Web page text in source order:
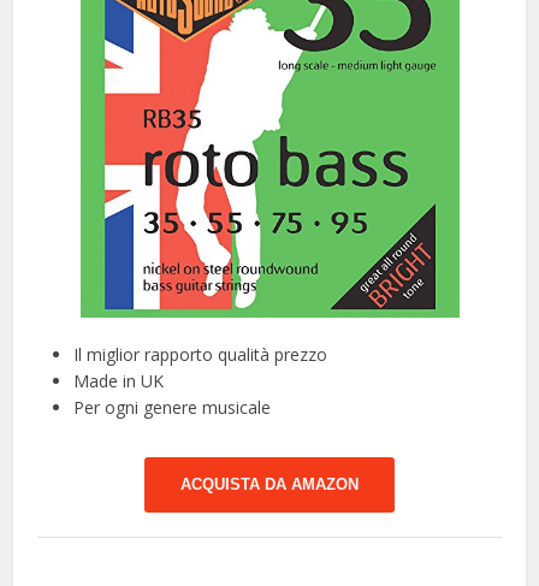
Il miglior rapporto qualità prezzo
Made in UK
Per ogni genere musicale
ACQUISTA DA AMAZON